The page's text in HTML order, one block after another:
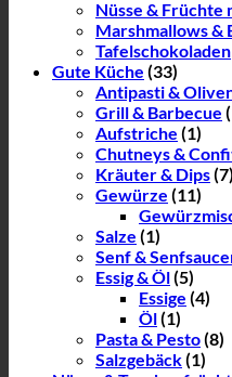
Nüsse & Früchte
Marshmallows &
Tafelschokoladen
Gute Küche (33)
Antipasti &
Grill & Barbecue
Aufstriche (1)
Chutneys &
Kräuter & Dips(7)
Gewürze (11)
Salze (1)
Senf &
Essig & Öl(5)
Essige (4)
Öl(1)
Pasta & Pesto(8)
Salzgebäck(1)